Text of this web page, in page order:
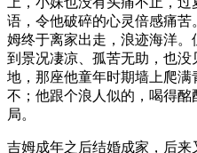
语，令他破碎的心灵倍感痛
姆终于离家出走，浪迹海洋
到景况凄凉、孤苦无助，也
地，那座他童年时期墙上爬满
不；他跟个浪人似的，喝得
局。
吉姆成年之后结婚成家，后